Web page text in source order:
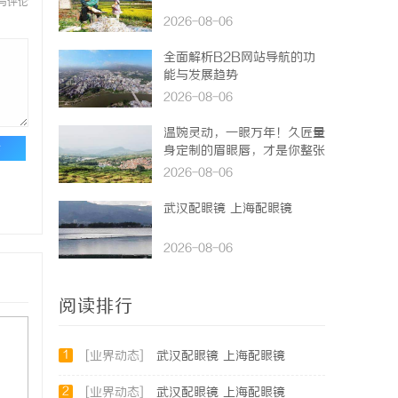
2026-08-06
全面解析B2B网站导航的功
能与发展趋势
2026-08-06
温婉灵动，一眼万年！久匠量
身定制的眉眼唇，才是你整张
脸的点睛之笔！淡颜系女生的
2026-08-06
武汉配眼镜 上海配眼镜
2026-08-06
阅读排行
1 [业界动态] 武汉配眼镜 上海配眼镜
2 [业界动态] 武汉配眼镜 上海配眼镜